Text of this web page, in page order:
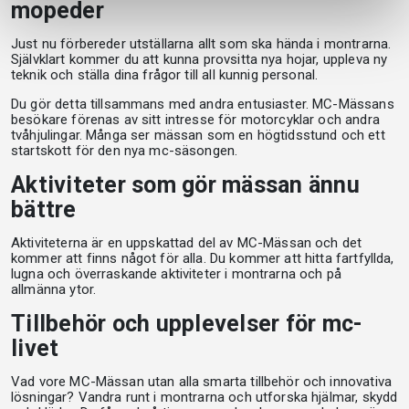
mopeder
Just nu förbereder utställarna allt som ska hända i montrarna.
Självklart kommer du att kunna provsitta nya hojar, uppleva ny
teknik och ställa dina frågor till all kunnig personal.
Du gör detta tillsammans med andra entusiaster. MC-Mässans
besökare förenas av sitt intresse för motorcyklar och andra
tvåhjulingar. Många ser mässan som en högtidsstund och ett
startskott för den nya mc-säsongen.
Aktiviteter som gör mässan ännu
bättre
Aktiviteterna är en uppskattad del av MC-Mässan och det
kommer att finns något för alla. Du kommer att hitta fartfyllda,
lugna och överraskande aktiviteter i montrarna och på
allmänna ytor.
Tillbehör och upplevelser för mc-
livet
Vad vore MC-Mässan utan alla smarta tillbehör och innovativa
lösningar? Vandra runt i montrarna och utforska hjälmar, skydd